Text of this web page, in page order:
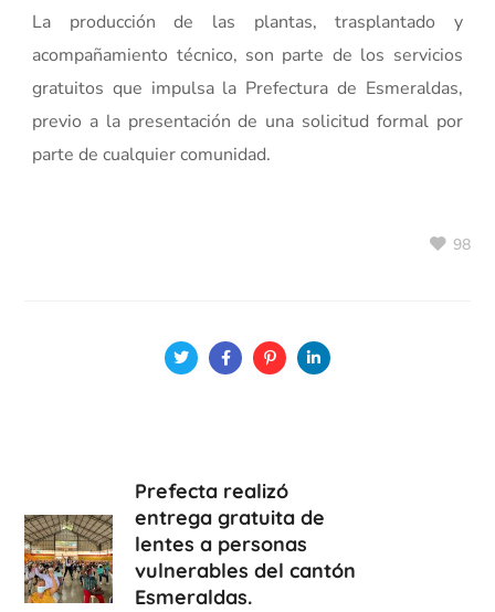
La producción de las plantas, trasplantado y
acompañamiento técnico, son parte de los servicios
gratuitos que impulsa la Prefectura de Esmeraldas,
previo a la presentación de una solicitud formal por
parte de cualquier comunidad.
98
Prefecta realizó
entrega gratuita de
lentes a personas
vulnerables del cantón
Esmeraldas.